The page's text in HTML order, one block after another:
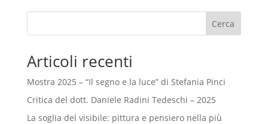
Cerca
Articoli recenti
Mostra 2025 – “Il segno e la luce” di Stefania Pinci
Critica del dott. Daniele Radini Tedeschi – 2025
La soglia del visibile: pittura e pensiero nella più